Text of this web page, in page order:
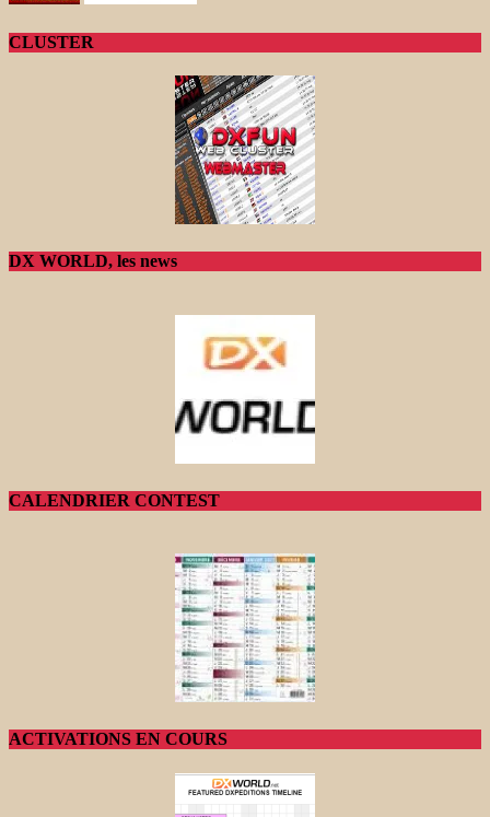
CLUSTER
DX WORLD, les news
CALENDRIER CONTEST
ACTIVATIONS EN COURS